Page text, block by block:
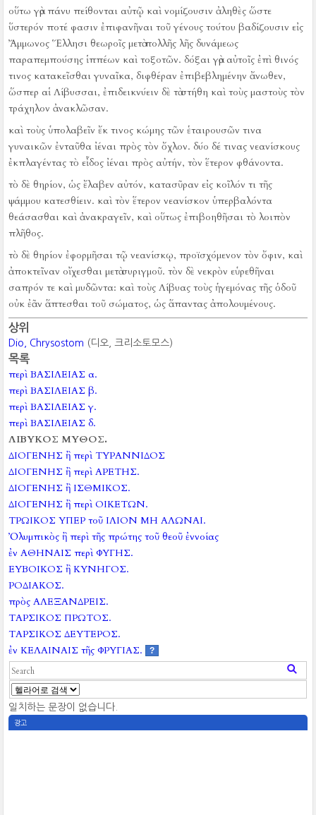
οὕτω γὰρ πάνυ πείθονται αὐτῷ καὶ νομίζουσιν ἀληθὲς ὥστε
ὕστερόν ποτέ φασιν ἐπιφανῆναι τοῦ γένους τούτου βαδίζουσιν εἰς
Ἄμμωνος Ἕλλησι θεωροῖς μετὰ πολλῆς λῆς δυνάμεως
παραπεμπούσης ἱππέων καὶ τοξοτῶν. δόξαι γὰρ αὐτοῖς ἐπὶ θινός
τινος κατακεῖσθαι γυναῖκα, διφθέραν ἐπιβεβλημένην ἄνωθεν,
ὥσπερ αἱ Λίβυσσαι, ἐπιδεικνύειν δὲ τὰ στήθη καὶ τοὺς μαστοὺς τὸν
τράχηλον ἀνακλῶσαν.
καὶ τοὺς ὑπολαβεῖν ἔκ τινος κώμης τῶν ἑταιρουσῶν τινα
γυναικῶν ἐνταῦθα ἰέναι πρὸς τὸν ὄχλον. δύο δέ τινας νεανίσκους
ἐκπλαγέντας τὸ εἶδος ἰέναι πρὸς αὐτήν, τὸν ἕτερον φθάνοντα.
τὸ δὲ θηρίον, ὡς ἔλαβεν αὐτόν, κατασῦραν εἰς κοῖλόν τι τῆς
ψάμμου κατεσθίειν. καὶ τὸν ἕτερον νεανίσκον ὑπερβαλόντα
θεάσασθαι καὶ ἀνακραγεῖν, καὶ οὕτως ἐπιβοηθῆσαι τὸ λοιπὸν
πλῆθος.
τὸ δὲ θηρίον ἐφορμῆσαι τῷ νεανίσκῳ, προϊσχόμενον τὸν ὄφιν, καὶ
ἀποκτεῖναν οἴχεσθαι μετὰ συριγμοῦ. τὸν δὲ νεκρὸν εὑρεθῆναι
σαπρόν τε καὶ μυδῶντα: καὶ τοὺς Λίβυας τοὺς ἡγεμόνας τῆς ὁδοῦ
οὐκ ἐᾶν ἅπτεσθαι τοῦ σώματος, ὡς ἅπαντας ἀπολουμένους.
상위
Dio, Chrysostom (디오, 크리소토모스)
목록
περὶ ΒΑΣΙΛΕΙΑΣ α.
περὶ ΒΑΣΙΛΕΙΑΣ β.
περὶ ΒΑΣΙΛΕΙΑΣ γ.
περὶ ΒΑΣΙΛΕΙΑΣ δ.
ΛΙΒΥΚΟΣ ΜΥΘΟΣ.
ΔΙΟΓΕΝΗΣ ἢ περὶ ΤΥΡΑΝΝΙΔΟΣ
ΔΙΟΓΕΝΗΣ ἢ περὶ ΑΡΕΤΗΣ.
ΔΙΟΓΕΝΗΣ ἢ ΙΣΘΜΙΚΟΣ.
ΔΙΟΓΕΝΗΣ ἢ περὶ ΟΙΚΕΤΩΝ.
ΤΡΩΙΚΟΣ ΥΠΕΡ τοῦ ΙΛΙΟΝ ΜΗ ΑΛΩΝΑΙ.
Ὀλυμπικὸς ἢ περὶ τῆς πρώτης τοῦ θεοῦ ἐννοίας
ἐν ΑΘΗΝΑΙΣ περὶ ΦΥΓΗΣ.
ΕΥΒΟΙΚΟΣ ἢ ΚΥΝΗΓΟΣ.
ΡΟΔΙΑΚΟΣ.
πρὸς ΑΛΕΞΑΝΔΡΕΙΣ.
ΤΑΡΣΙΚΟΣ ΠΡΩΤΟΣ.
ΤΑΡΣΙΚΟΣ ΔΕΥΤΕΡΟΣ.
ἐν ΚΕΛΑΙΝΑΙΣ τῆς ΦΡΥΓΙΑΣ.
?
일치하는 문장이 없습니다.
광고